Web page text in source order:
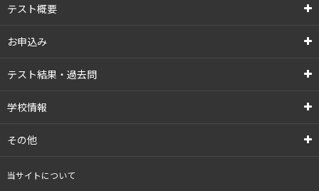
テスト概要
お申込み
テスト結果・過去問
学校情報
その他
当サイトについて